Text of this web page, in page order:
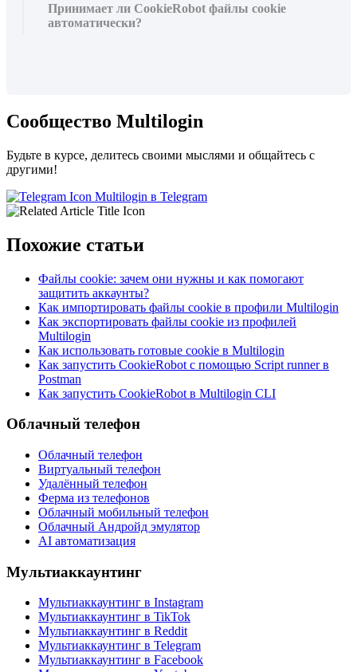
Принимает ли CookieRobot файлы cookie
автоматически?
Сообщество Multilogin
Будьте в курсе, делитесь своими мыслями и общайтесь с
другими!
Multilogin в Telegram
Похожие статьи
Файлы cookie: зачем они нужны и как помогают
защитить аккаунты?
Как импортировать файлы cookie в профили Multilogin
Как экспортировать файлы cookie из профилей
Multilogin
Как использовать готовые cookie в Multilogin
Как запустить CookieRobot с помощью Script runner в
Postman
Как запустить CookieRobot в Multilogin CLI
Облачный телефон
Облачный телефон
Виртуальный телефон
Удалённый телефон
Ферма из телефонов
Облачный мобильный телефон
Облачный Андройд эмулятор
AI автоматизация
Мультиаккаунтинг
Мультиаккаунтинг в Instagram
Мультиаккаунтинг в TikTok
Мультиаккаунтинг в Reddit
Мультиаккаунтинг в Telegram
Мультиаккаунтинг в Facebook